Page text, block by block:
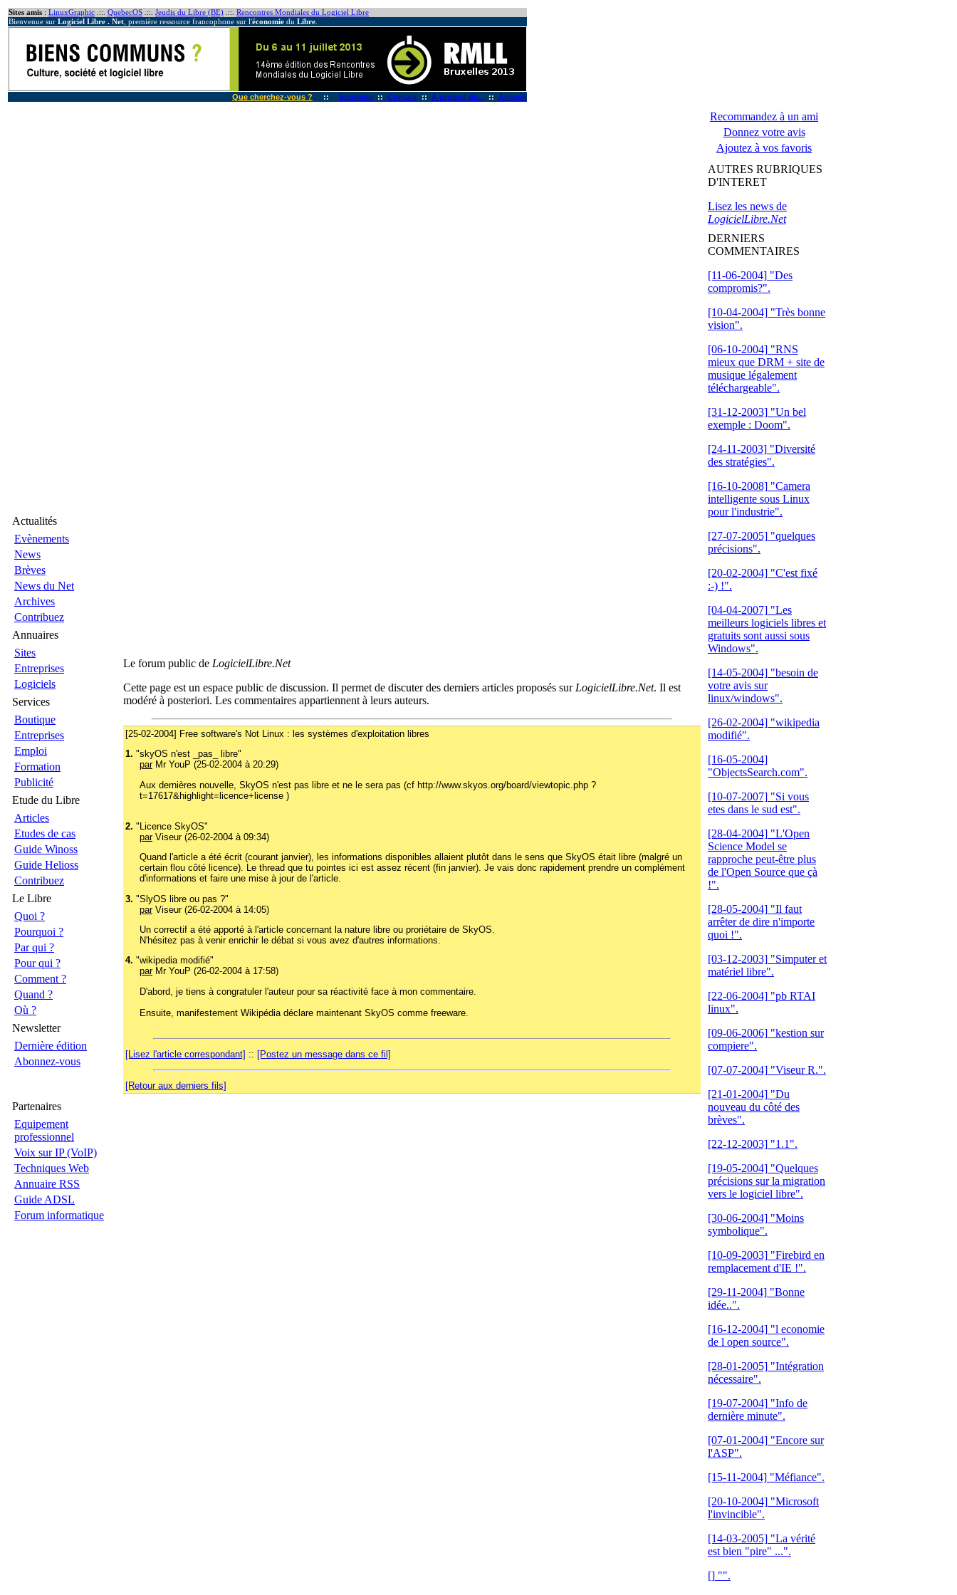
Sites amis : LinuxGraphic .::. QuebecOS .::. Jeudis du Libre (BE) .::. Rencontres Mondiales du Logiciel Libre
Bienvenue sur Logiciel Libre . Net , première ressource francophone sur l'économie du Libre
Que cherchez-vous ? :: Imprimer :: Contact :: A propos de... :: Accueil
Actualités
Evènements
News
Brèves
News du Net
Archives
Contribuez
Annuaires
Sites
Entreprises
Logiciels
Services
Boutique
Entreprises
Emploi
Formation
Publicité
Etude du Libre
Articles
Etudes de cas
Guide Winoss
Guide Helioss
Contribuez
Le Libre
Quoi ?
Pourquoi ?
Par qui ?
Pour qui ?
Comment ?
Quand ?
Où ?
Newsletter
Dernière édition
Abonnez-vous
Partenaires
Equipement
professionnel
Voix sur IP (VoIP)
Techniques Web
Annuaire RSS
Guide ADSL
Forum informatique
Le forum public de LogicielLibre.Net
Cette page est un espace public de discussion. Il permet de discuter des derniers articles proposés sur LogicielLibre.Net. Il est
modéré à posteriori. Les commentaires appartiennent à leurs auteurs.
[25-02-2004] Free software's Not Linux : les systèmes d'exploitation libres
1. "skyOS n'est _pas_ libre"
parMr YouP (25-02-2004 à 20:29)
Aux dernières nouvelle, SkyOS n'est pas libre et ne le sera pas (cf http://www.skyos.org/board/viewtopic.php ?
t=17617&highlight=licence+license )
2. "Licence SkyOS"
parViseur (26-02-2004 à 09:34)
Quand l'article a été écrit (courant janvier), les informations disponibles allaient plutôt dans le sens que SkyOS était libre (malgré un
certain flou côté licence). Le thread que tu pointes ici est assez récent (fin janvier). Je vais donc rapidement prendre un complément
d'informations et faire une mise à jour de l'article.
3. "SlyOS libre ou pas ?"
parViseur (26-02-2004 à 14:05)
Un correctif a été apporté à l'article concernant la nature libre ou proriétaire de SkyOS.
N'hésitez pas à venir enrichir le débat si vous avez d'autres informations.
4. "wikipedia modifié"
parMr YouP (26-02-2004 à 17:58)
D'abord, je tiens à congratuler l'auteur pour sa réactivité face à mon commentaire.
Ensuite, manifestement Wikipédia déclare maintenant SkyOS comme freeware.
[Lisez l'article correspondant] :: [Postez un message dans ce fil]
[Retour aux derniers fils]
Recommandez à un ami
Donnez votre avis
Ajoutez à vos favoris
AUTRES RUBRIQUES
D'INTERET
Lisez les news de
LogicielLibre.Net
DERNIERS
COMMENTAIRES
[11-06-2004] "Des
compromis?".
[10-04-2004] "Très bonne
vision".
[06-10-2004] "RNS
mieux que DRM + site de
musique légalement
téléchargeable".
[31-12-2003] "Un bel
exemple : Doom".
[24-11-2003] "Diversité
des stratégies".
[16-10-2008] "Camera
intelligente sous Linux
pour l'industrie".
[27-07-2005] "quelques
précisions".
[20-02-2004] "C'est fixé
:-) !".
[04-04-2007] "Les
meilleurs logiciels libres et
gratuits sont aussi sous
Windows".
[14-05-2004] "besoin de
votre avis sur
linux/windows".
[26-02-2004] "wikipedia
modifié".
[16-05-2004]
"ObjectsSearch.com".
[10-07-2007] "Si vous
etes dans le sud est".
[28-04-2004] "L'Open
Science Model se
rapproche peut-être plus
de l'Open Source que çà
!".
[28-05-2004] "Il faut
arrêter de dire n'importe
quoi !".
[03-12-2003] "Simputer et
matériel libre".
[22-06-2004] "pb RTAI
linux".
[09-06-2006] "kestion sur
compiere".
[07-07-2004] "Viseur R.".
[21-01-2004] "Du
nouveau du côté des
brèves".
[22-12-2003] "1.1".
[19-05-2004] "Quelques
précisions sur la migration
vers le logiciel libre".
[30-06-2004] "Moins
symbolique".
[10-09-2003] "Firebird en
remplacement d'IE !".
[29-11-2004] "Bonne
idée..".
[16-12-2004] "l economie
de l open source".
[28-01-2005] "Intégration
nécessaire".
[19-07-2004] "Info de
dernière minute".
[07-01-2004] "Encore sur
l'ASP".
[15-11-2004] "Méfiance".
[20-10-2004] "Microsoft
l'invincible".
[14-03-2005] "La vérité
est bien "pire" ...".
[] "".